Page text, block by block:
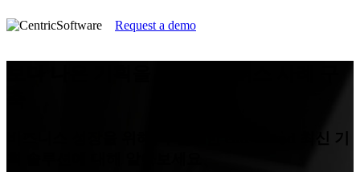
Request a demo
비즈니스 성장을 위해 꼭 필요한 end-to-end 최신 기